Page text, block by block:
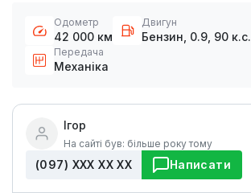
Одометр
42 000 км
Двигун
Бензин, 0.9, 90 к.с.
Передача
Механіка
Ігор
На сайті був: більше року тому
(097) ХХХ ХХ ХХ Написати